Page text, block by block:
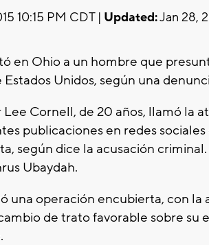
10:15 PM CDT | Updated:Jan 28,
en Ohio a un hombre que
Unidos, según una
Cornell, de 20 años, llamó la
publicaciones en redes
según dice la acusación
Ubaydah.
una operación encubierta, con la
de trato favorable sobre su